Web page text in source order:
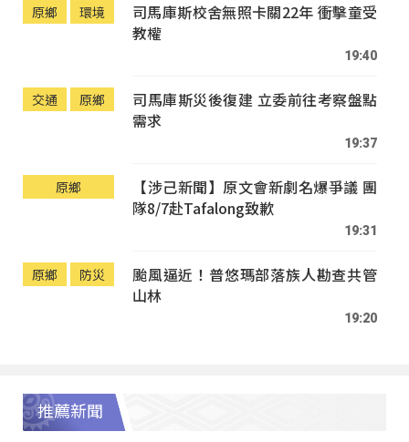
原鄉 環境
司馬庫斯校舍無照卡關22年 衝擊童受
教權
19:40
交通 原鄉
司馬庫斯災後復建 立委前往考察盤點
需求
19:37
原鄉
【涉己新聞】原文會新劇名爆爭議 團
隊8/7赴Tafalong致歉
19:31
原鄉 防災
颱風逼近！普悠瑪部落族人勘查共管
山林
19:20
推薦新聞